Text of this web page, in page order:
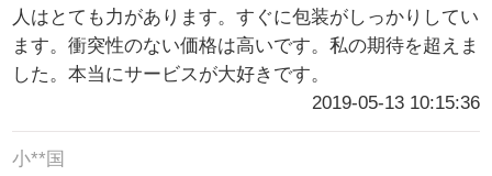
人はとても力があります。すぐに包装がしっかりしてい
ます。衝突性のない価格は高いです。私の期待を超えま
した。本当にサービスが大好きです。
2019-05-13 10:15:36
小**国